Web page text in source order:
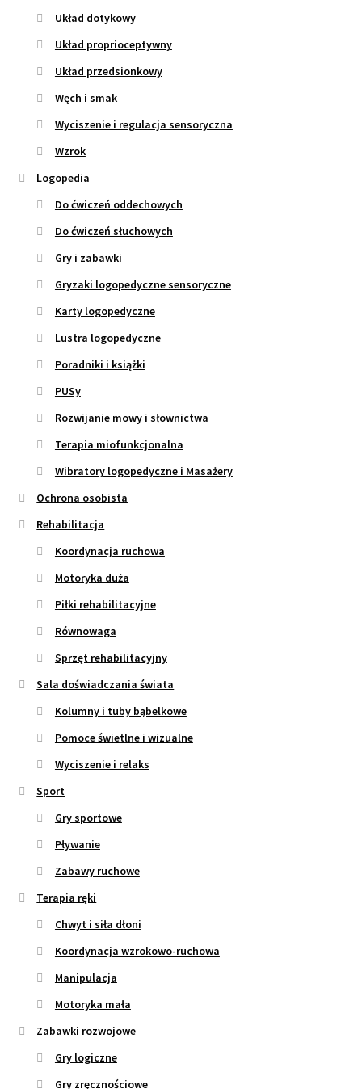
Układ dotykowy
Układ proprioceptywny
Układ przedsionkowy
Węch i smak
Wyciszenie i regulacja sensoryczna
Wzrok
Logopedia
Do ćwiczeń oddechowych
Do ćwiczeń słuchowych
Gry i zabawki
Gryzaki logopedyczne sensoryczne
Karty logopedyczne
Lustra logopedyczne
Poradniki i książki
PUSy
Rozwijanie mowy i słownictwa
Terapia miofunkcjonalna
Wibratory logopedyczne i Masażery
Ochrona osobista
Rehabilitacja
Koordynacja ruchowa
Motoryka duża
Piłki rehabilitacyjne
Równowaga
Sprzęt rehabilitacyjny
Sala doświadczania świata
Kolumny i tuby bąbelkowe
Pomoce świetlne i wizualne
Wyciszenie i relaks
Sport
Gry sportowe
Pływanie
Zabawy ruchowe
Terapia ręki
Chwyt i siła dłoni
Koordynacja wzrokowo-ruchowa
Manipulacja
Motoryka mała
Zabawki rozwojowe
Gry logiczne
Gry zręcznościowe